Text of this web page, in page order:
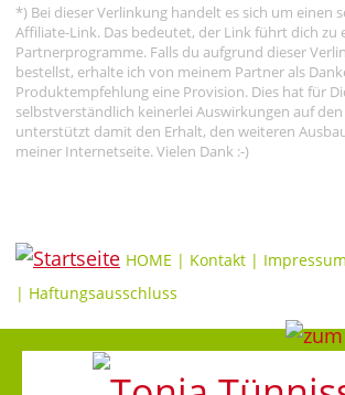
*) Bei dieser Verlinkung handelt es sich um einen
Affiliate-Link. Das bedeutet, der Link führt dich zu
Partnerprogramme. Falls du aufgrund dieser
bestellst, erhalte ich von meinem Partner als
Produktempfehlung eine Provision. Dies hat für
selbstverständlich keinerlei Auswirkungen auf den
unterstützt damit den Erhalt, den weiteren
meiner Internetseite. Vielen Dank :-)
HOME | Kontakt | Impressum
| Haftungsausschluss